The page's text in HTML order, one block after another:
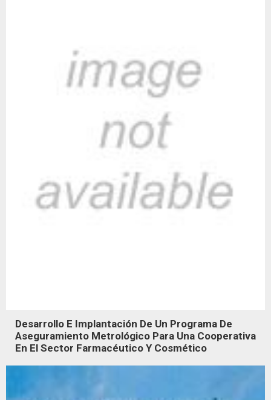
Desarrollo E Implantación De Un Programa De
Aseguramiento Metrológico Para Una Cooperativa
En El Sector Farmacéutico Y Cosmético